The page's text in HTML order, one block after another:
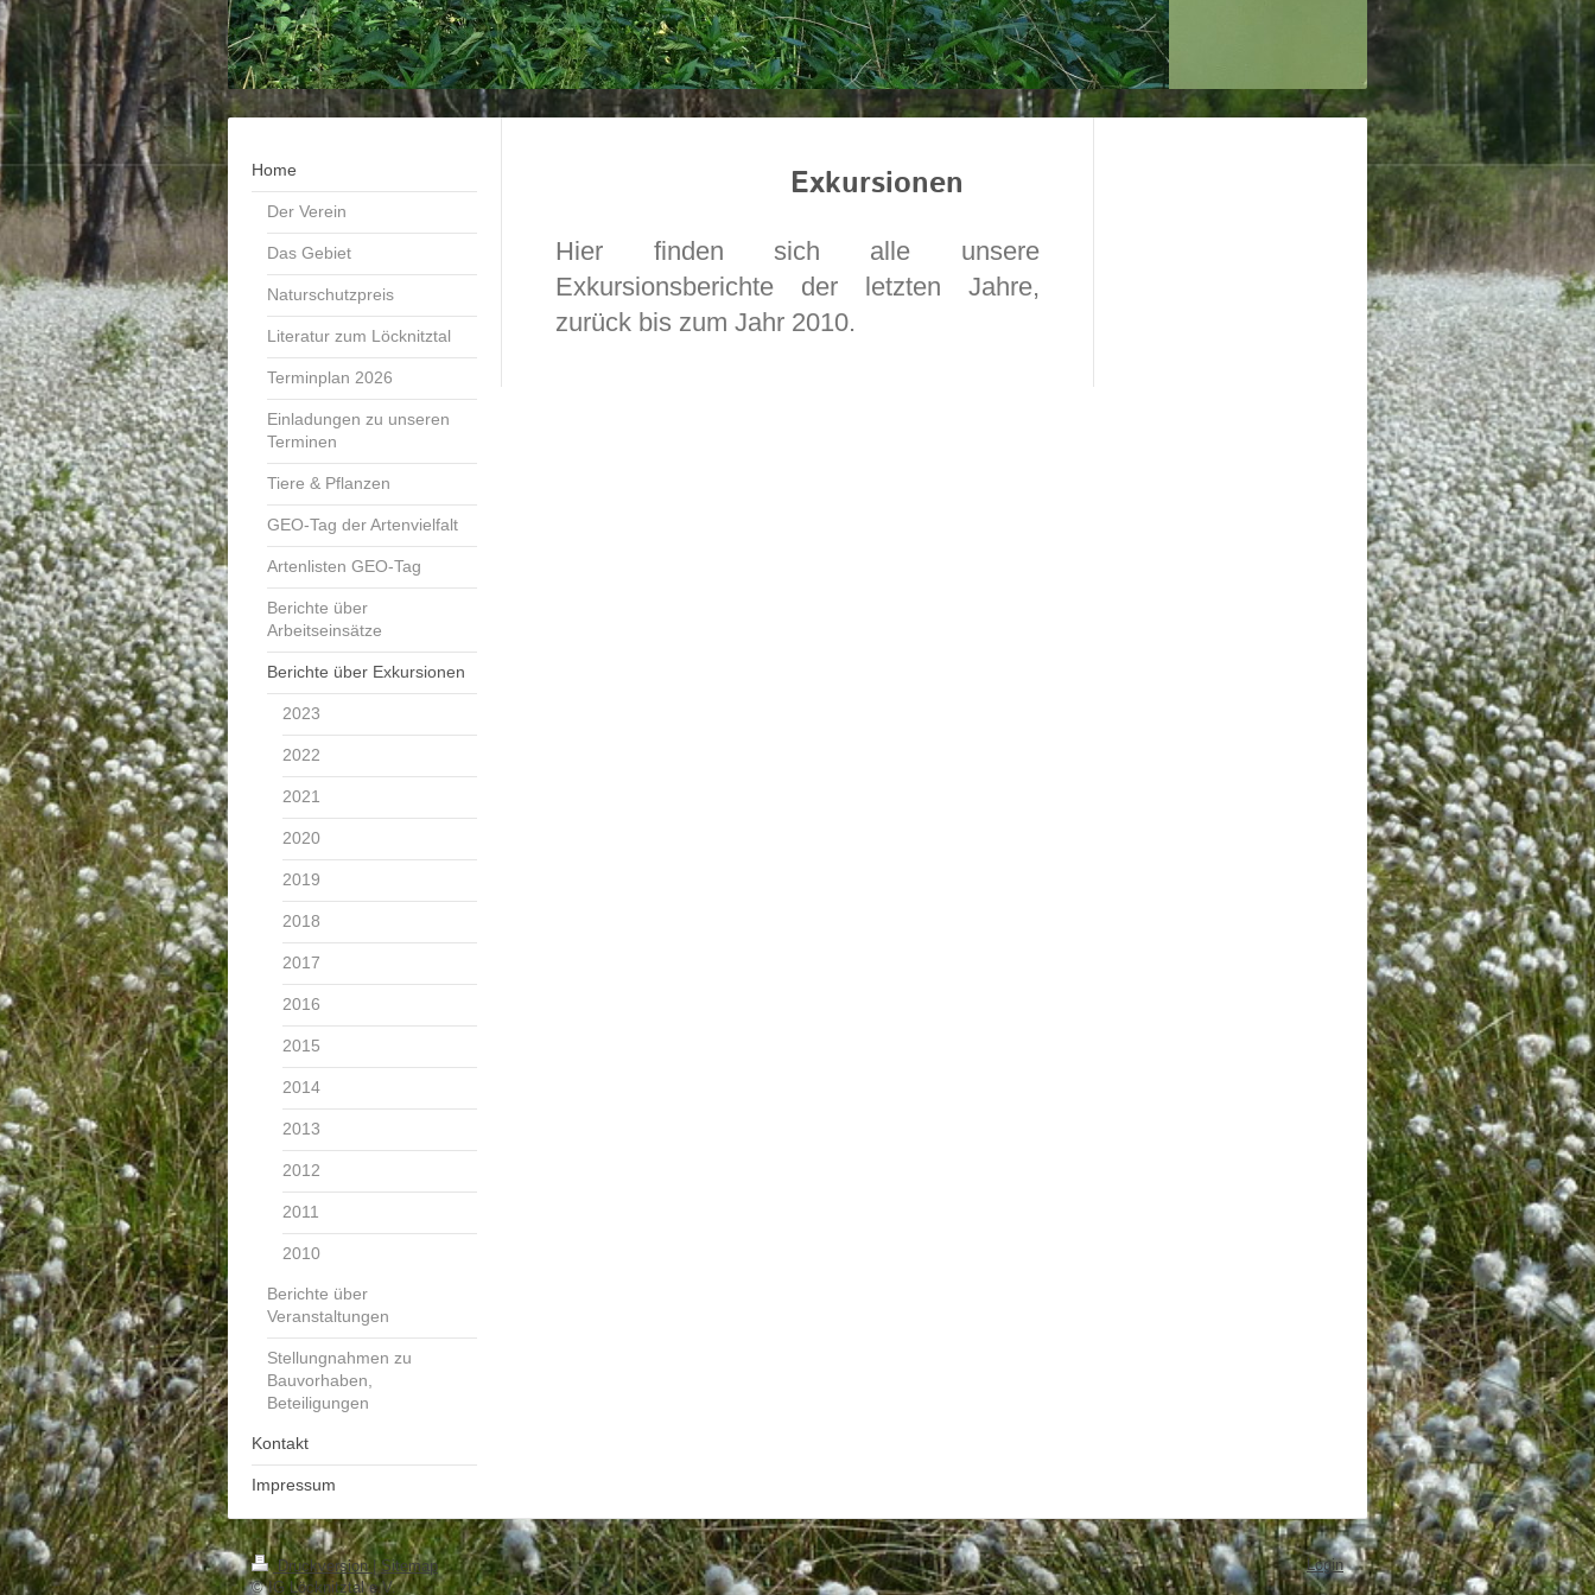
Home
Der Verein
Das Gebiet
Naturschutzpreis
Literatur zum Löcknitztal
Terminplan 2026
Einladungen zu unseren
Terminen
Tiere & Pflanzen
GEO-Tag der Artenvielfalt
Artenlisten GEO-Tag
Berichte über
Arbeitseinsätze
Berichte über Exkursionen
2023
2022
2021
2020
2019
2018
2017
2016
2015
2014
2013
2012
2011
2010
Berichte über
Veranstaltungen
Stellungnahmen zu
Bauvorhaben,
Beteiligungen
Kontakt
Impressum
Exkursionen
Hier finden sich alle unsere
Exkursionsberichte der letzten Jahre,
zurück bis zum Jahr 2010.
Druckversion | Sitemap
© IG Löcknitztal e.V.
Login